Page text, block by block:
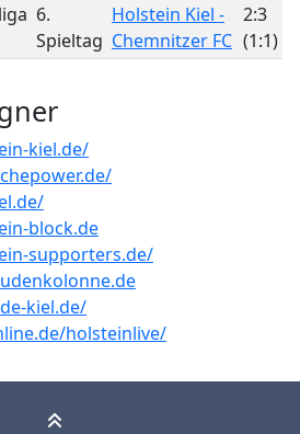
6.
Spieltag
Holstein Kiel -
Chemnitzer FC
2:3
(1:1)
kiel.de/
block.de
supporters.de/
kiel.de/
holsteinlive/